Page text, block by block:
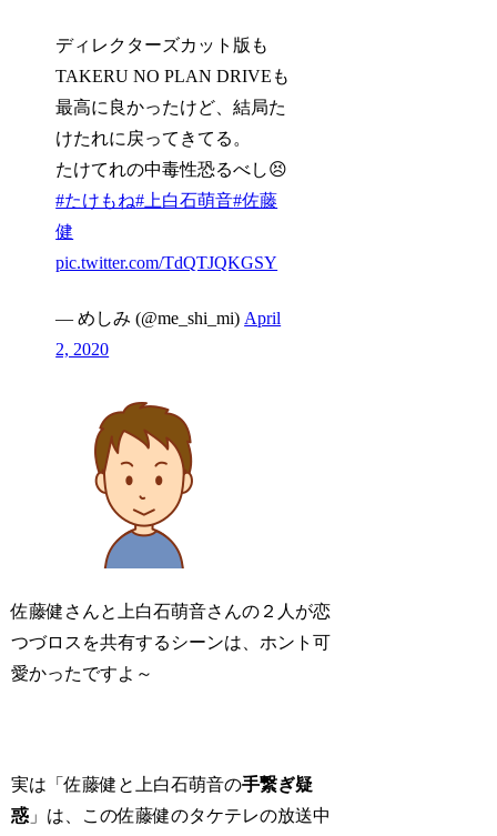
ディレクターズカット版も
TAKERU NO PLAN DRIVEも
最高に良かったけど、結局た
けたれに戻ってきてる。
たけてれの中毒性恐るべし😣
#たけもね#上白石萌音#佐藤
健
pic.twitter.com/TdQTJQKGSY
— めしみ (@me_shi_mi) April
2, 2020
佐藤健さんと上白石萌音さんの２人が恋
つづロスを共有するシーンは、ホント可
愛かったですよ～
実は「佐藤健と上白石萌音の手繋ぎ疑
惑 」は、この佐藤健のタケテレの放送中